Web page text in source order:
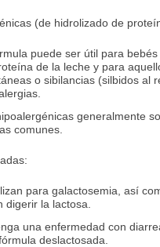
(de hidrolizado de
puede ser útil para
de la leche y para
o sibilancias (silbidos al
generalmente
comunes.
para galactosemia, así
digerir la lactosa.
una enfermedad con
deslactosada.